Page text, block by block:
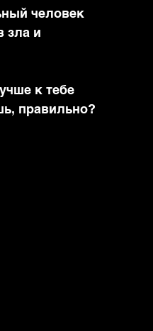
человек
зла и
к тебе
правильно?